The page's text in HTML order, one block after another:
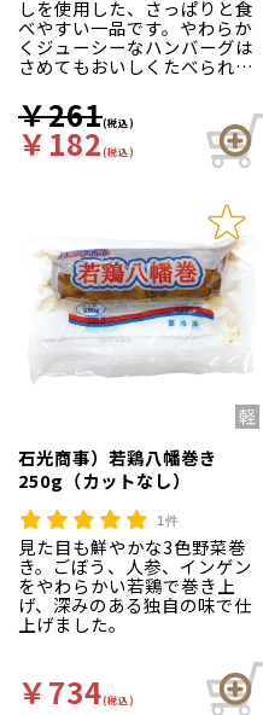
しを使用した、さっぱりと食
べやすい一品です。やわらか
くジューシーなハンバーグは
さめてもおいしくたべられま
ます。
※在庫限りで販売終了です。
メーカーにて終了のため、代
￥261(税込)
￥182(税込)
石光商事）若鶏八幡巻き
250g（カットなし）
1件
見た目も鮮やかな3色野菜巻
き。ごぼう、人参、インゲン
をやわらかい若鶏で巻き上
げ、深みのある独自の味で仕
上げました。
￥734(税込)